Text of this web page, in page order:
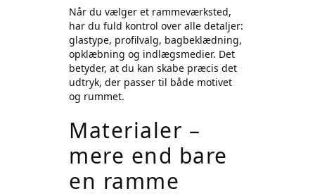
Når du vælger et rammeværksted,
har du fuld kontrol over alle detaljer:
glastype, profilvalg, bagbeklædning,
opklæbning og indlægsmedier. Det
betyder, at du kan skabe præcis det
udtryk, der passer til både motivet
og rummet.
Materialer –
mere end bare
en ramme